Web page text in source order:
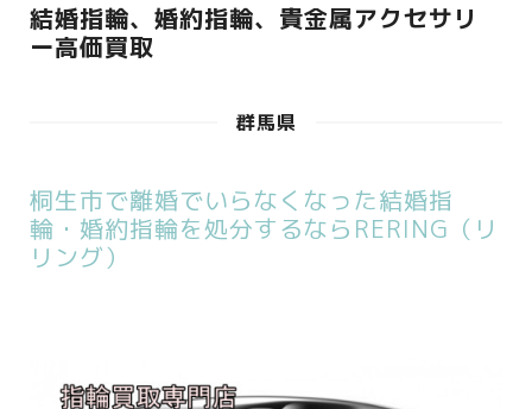
結婚指輪、婚約指輪、貴金属アクセサリ
ー高価買取
群馬県
桐生市で離婚でいらなくなった結婚指
輪・婚約指輪を処分するならRERING（リ
リング）